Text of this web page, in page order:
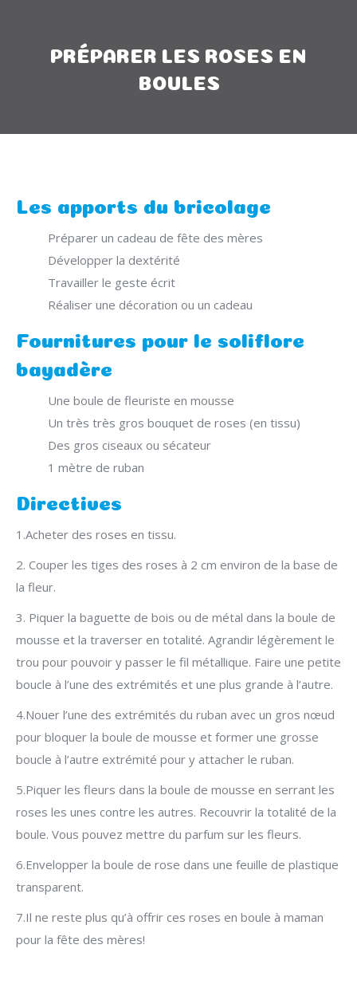
PRÉPARER LES ROSES EN
BOULES
Les apports du bricolage
Préparer un cadeau de fête des mères
Développer la dextérité
Travailler le geste écrit
Réaliser une décoration ou un cadeau
Fournitures pour le soliflore
bayadère
Une boule de fleuriste en mousse
Un très très gros bouquet de roses (en tissu)
Des gros ciseaux ou sécateur
1 mètre de ruban
Directives
1.Acheter des roses en tissu.
2. Couper les tiges des roses à 2 cm environ de la base de
la fleur.
3. Piquer la baguette de bois ou de métal dans la boule de
mousse et la traverser en totalité. Agrandir légèrement le
trou pour pouvoir y passer le fil métallique. Faire une petite
boucle à l’une des extrémités et une plus grande à l’autre.
4.Nouer l’une des extrémités du ruban avec un gros nœud
pour bloquer la boule de mousse et former une grosse
boucle à l’autre extrémité pour y attacher le ruban.
5.Piquer les fleurs dans la boule de mousse en serrant les
roses les unes contre les autres. Recouvrir la totalité de la
boule. Vous pouvez mettre du parfum sur les fleurs.
6.Envelopper la boule de rose dans une feuille de plastique
transparent.
7.Il ne reste plus qu’à offrir ces roses en boule à maman
pour la fête des mères!